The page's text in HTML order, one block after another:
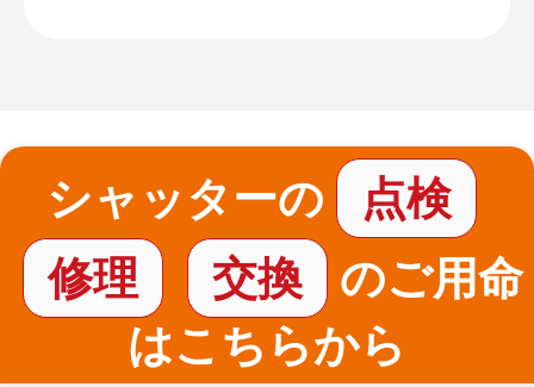
シャッターの
点検
修理
交換
のご用命
はこちらから